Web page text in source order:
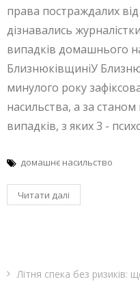
права постраждалих
дізнавались
випадків домашнього
БлизнюківщиніУ
минулого року
насильства, а за
випадків, з яких 3 -
домашнє насильство
Читати далі
Літня спека без